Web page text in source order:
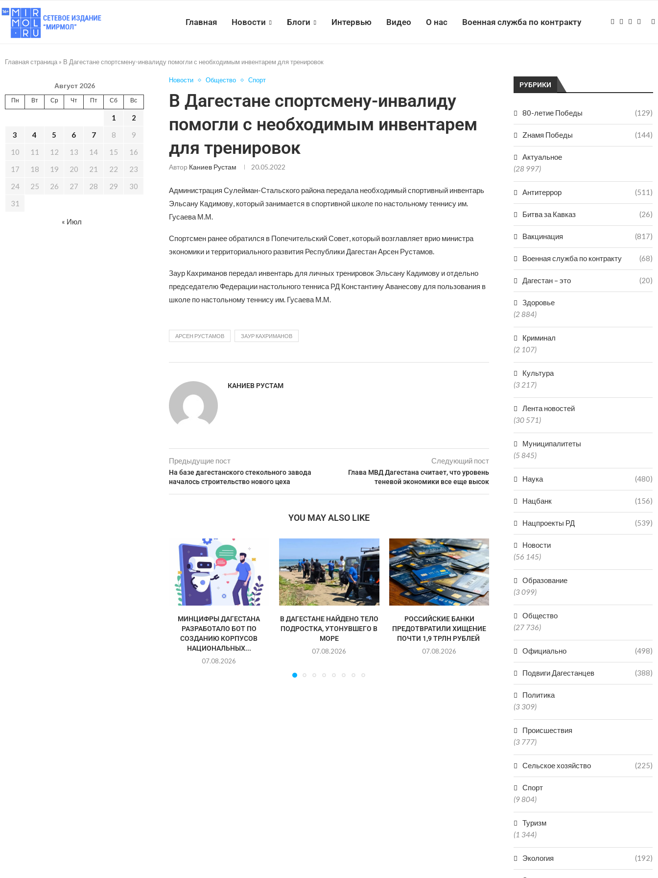
Главная Новости Блоги Интервью Видео О нас Военная служба по контракту
Главная страница » В Дагестане спортсмену-инвалиду помогли с необходимым инвентарем для тренировок
Новости Общество Спорт
В Дагестане спортсмену-инвалиду
помогли с необходимым инвентарем
для тренировок
Автор Каниев Рустам 20.05.2022
Администрация Сулейман-Стальского района передала необходимый спортивный инвентарь
Эльсану Кадимову, который занимается в спортивной школе по настольному теннису им.
Гусаева М.М.
Спортсмен ранее обратился в Попечительский Совет, который возглавляет врио министра
экономики и территориального развития Республики Дагестан Арсен Рустамов.
Заур Кахриманов передал инвентарь для личных тренировок Эльсану Кадимову и отдельно
председателю Федерации настольного тенниса РД Константину Аванесову для пользования в
школе по настольному теннису им. Гусаева М.М.
АРСЕН РУСТАМОВ ЗАУР КАХРИМАНОВ
КАНИЕВ РУСТАМ
Предыдущие пост
На базе дагестанского стекольного завода
началось строительство нового цеха
Следующий пост
Глава МВД Дагестана считает, что уровень
теневой экономики все еще высок
YOU MAY ALSO LIKE
МИНЦИФРЫ ДАГЕСТАНА
РАЗРАБОТАЛО БОТ ПО
СОЗДАНИЮ КОРПУСОВ
НАЦИОНАЛЬНЫХ...
07.08.2026
В ДАГЕСТАНЕ НАЙДЕНО ТЕЛО
ПОДРОСТКА, УТОНУВШЕГО В
МОРЕ
07.08.2026
РОССИЙСКИЕ БАНКИ
ПРЕДОТВРАТИЛИ ХИЩЕНИЕ
ПОЧТИ 1,9 ТРЛН РУБЛЕЙ
07.08.2026
ЧИНОВНИК В ДАГЕСТАНЕ
ПОЛУЧИЛ 3,5 ГОДА КОЛОНИИ
ОТЛОВ
РУБРИКИ
80-летие Победы (129)
Zнамя Победы (144)
Актуальное
(28 997)
Антитеррор (511)
Битва за Кавказ (26)
Вакцинация (817)
Военная служба по контракту (68)
Дагестан – это (20)
Здоровье
(2 884)
Криминал
(2 107)
Культура
(3 217)
Лента новостей
(30 571)
Муниципалитеты
(5 845)
Наука (480)
Нацбанк (156)
Нацпроекты РД (539)
Новости
(56 145)
Образование
(3 099)
Общество
(27 736)
Официально (498)
Подвиги Дагестанцев (388)
Политика
(3 309)
Происшествия
(3 777)
Сельское хозяйство (225)
Спорт
(9 804)
Туризм
(1 344)
Экология (192)
Август 2026
Пн Вт Ср Чт Пт Сб Вс
1
2
3
4 5 6 7 8
9
10
11 12 13 14 15
16
17
18 19 20 21 22
23
24
25 26 27 28 29
30
31
« Июл